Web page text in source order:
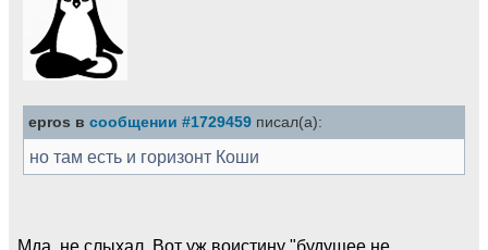
epros в сообщении #1729459 писал(а):
но там есть и горизонт Коши
Мда, не слыхал. Вот уж воистину "будущее не